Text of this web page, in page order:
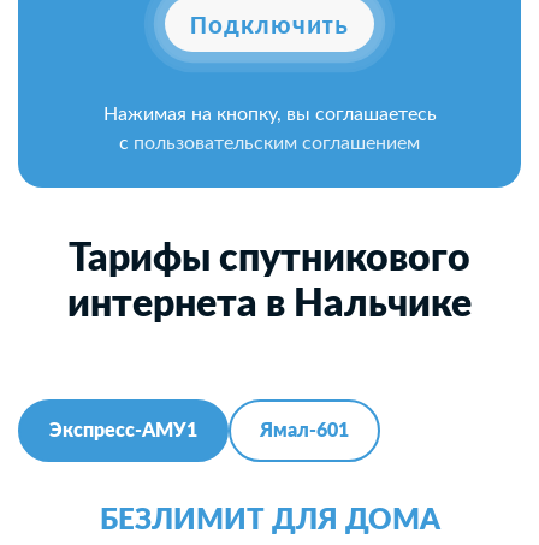
Подключить
Нажимая на кнопку, вы соглашаетесь
с пользовательским соглашением
Тарифы спутникового
интернета в Нальчике
Экспресс-АМУ1 Ямал-601
БЕЗЛИМИТ ДЛЯ ДОМА